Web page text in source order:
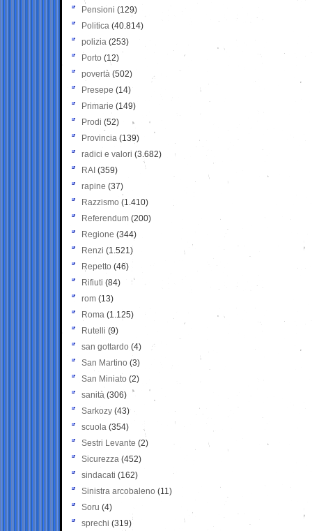
Pensioni (129)
Politica (40.814)
polizia (253)
Porto (12)
povertà (502)
Presepe (14)
Primarie (149)
Prodi (52)
Provincia (139)
radici e valori (3.682)
RAI (359)
rapine (37)
Razzismo (1.410)
Referendum (200)
Regione (344)
Renzi (1.521)
Repetto (46)
Rifiuti (84)
rom (13)
Roma (1.125)
Rutelli (9)
san gottardo (4)
San Martino (3)
San Miniato (2)
sanità (306)
Sarkozy (43)
scuola (354)
Sestri Levante (2)
Sicurezza (452)
sindacati (162)
Sinistra arcobaleno (11)
Soru (4)
sprechi (319)